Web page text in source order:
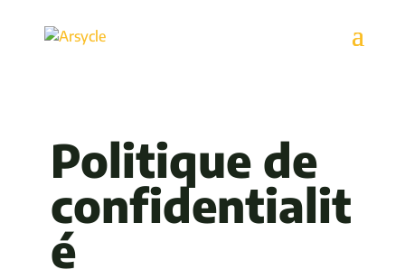
Politique de
confidentialit
é